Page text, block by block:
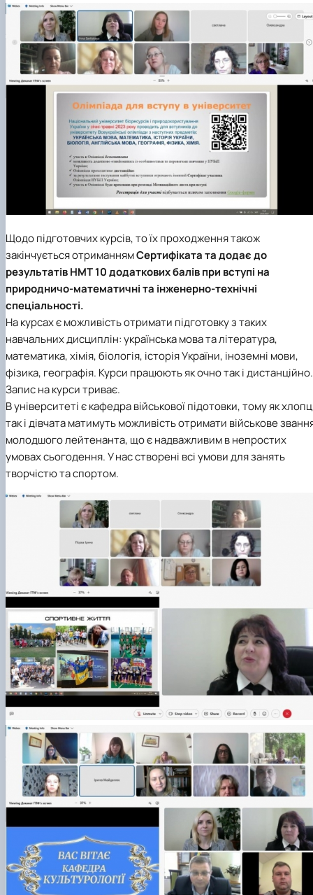
Щодо підготовчих курсів, то їх проходження також
закінчується отриманнямСертифіката та додає до
результатів НМТ 10 додаткових балів при вступі на
природничо-математичні та інженерно-технічні
спеціальності.
На курсах є можливість отримати підготовку з таких
навчальних дисциплін: українська мова та література,
математика, хімія, біологія, історія України, іноземні мови,
фізика, географія. Курси працюють як очно так і дистанційно.
Запис на курси триває.
В університеті єкафедра військової підотовки, тому як
так і дівчата матимуть можливість отримати військове
молодшого лейтенанта, що є надважливим в непростих
умовах сьогодення. У нас створені всі умови для занять
творчістю та спортом.